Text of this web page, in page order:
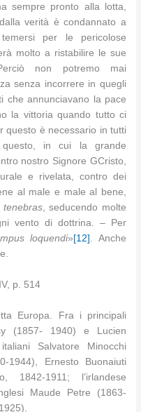
sempre pronto alla lotta,
verità è condannato a
per le pericolose
molto a ristabilire le sue
non potremo mai
senza incorrere in quegli
che annunciavano la pace
la vittoria quando tutto ci
questo è necessario in tutti
in cui la grande
nostro Signore GCristo,
e rivelata, contro dei
al male e male al bene,
, seducendo molte
vento di dottrina. – Per
loquendi» [12] . Anche
p. 514
Europa. Fra i principali
(1857- 1940) e Lucien
Salvatore Minocchi
1944), Ernesto Buonaiuti
1842-1911; l’irlandese
Maude Petre (1863-